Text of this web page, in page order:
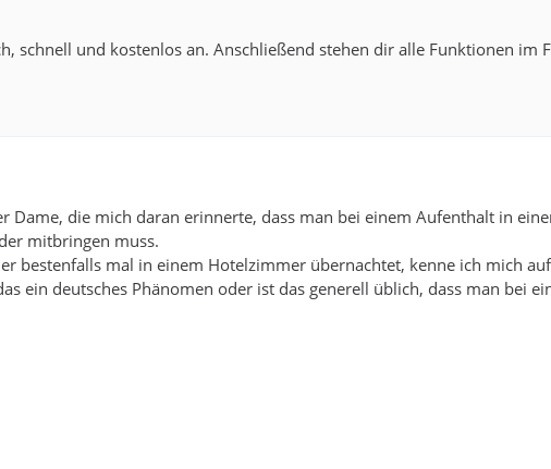
schnell und kostenlos an. Anschließend stehen dir alle Funktionen im
Dame, die mich daran erinnerte, dass man bei einem Aufenthalt in
mitbringen muss.
bestenfalls mal in einem Hotelzimmer übernachtet, kenne ich mich
ein deutsches Phänomen oder ist das generell üblich, dass man bei